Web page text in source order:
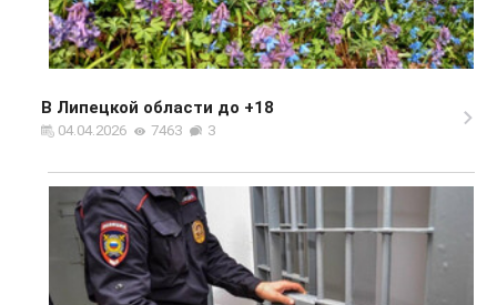
В Липецкой области до +18
04.04.2026 7463 3